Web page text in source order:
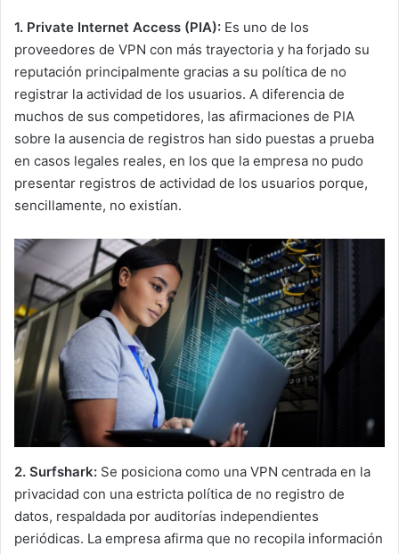
1. Private Internet Access (PIA): Es uno de los
proveedores de VPN con más trayectoria y ha forjado su
reputación principalmente gracias a su política de no
registrar la actividad de los usuarios. A diferencia de
muchos de sus competidores, las afirmaciones de PIA
sobre la ausencia de registros han sido puestas a prueba
en casos legales reales, en los que la empresa no pudo
presentar registros de actividad de los usuarios porque,
sencillamente, no existían.
2. Surfshark: Se posiciona como una VPN centrada en la
privacidad con una estricta política de no registro de
datos, respaldada por auditorías independientes
periódicas. La empresa afirma que no recopila información